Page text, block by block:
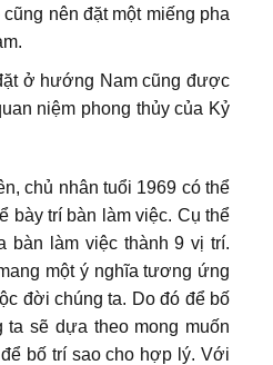
nên đặt một miếng pha
ở hướng Nam cũng được
niệm phong thủy của Kỷ
chủ nhân tuổi 1969 có thể
bày trí bàn làm việc. Cụ thể
bàn làm việc thành 9 vị trí.
một ý nghĩa tương ứng
đời chúng ta. Do đó để bố
ta sẽ dựa theo mong muốn
bố trí sao cho hợp lý. Với